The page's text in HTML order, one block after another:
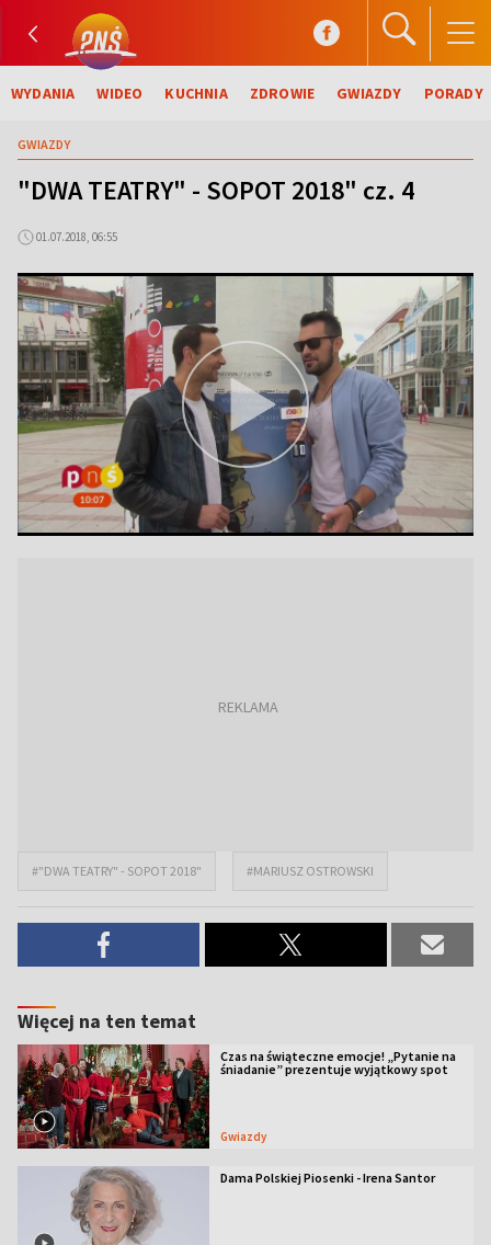
WYDANIA WIDEO KUCHNIA ZDROWIE GWIAZDY PORADY
GWIAZDY
"DWA TEATRY" - SOPOT 2018" cz. 4
01.07.2018, 06:55
#"DWA TEATRY" - SOPOT 2018" #MARIUSZ OSTROWSKI
Więcej na ten temat
Czas na świąteczne emocje! „Pytanie na
śniadanie” prezentuje wyjątkowy spot
Gwiazdy
Dama Polskiej Piosenki - Irena Santor